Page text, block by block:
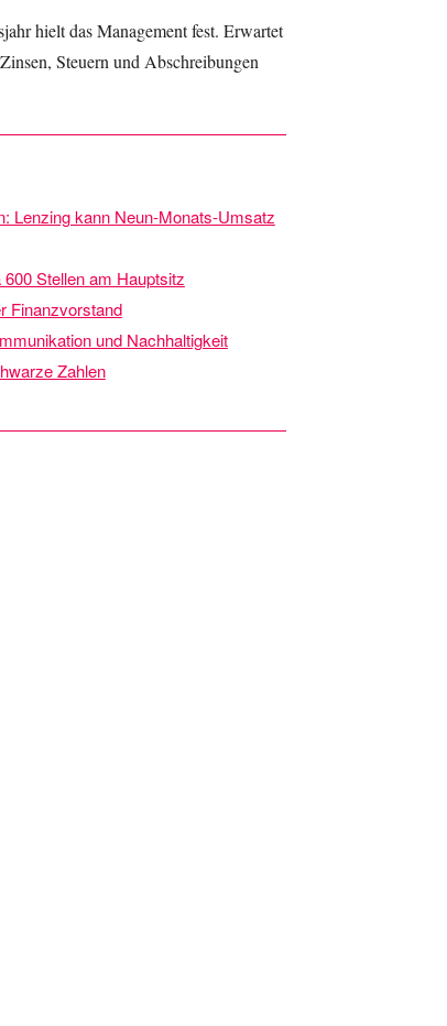
hielt das Management fest. Erwartet
Steuern und Abschreibungen
Lenzing kann Neun-Monats-Umsatz
Stellen am Hauptsitz
Finanzvorstand
und Nachhaltigkeit
Zahlen